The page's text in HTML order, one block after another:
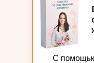
С помощью